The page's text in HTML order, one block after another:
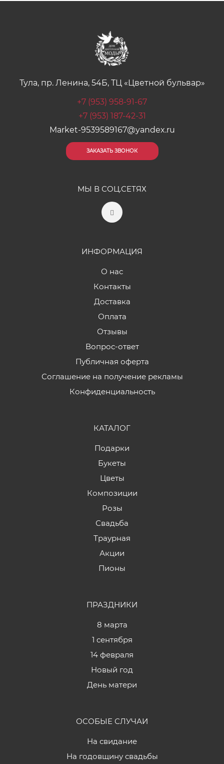
Тула, пр. Ленина, 54Б, ТЦ «Цветной бульвар»
+7 (953) 958-91-67
+7 (953) 187-42-31
Market-9539589167@yandex.ru
ЗАКАЗАТЬ ЗВОНОК
МЫ В СОЦ.СЕТЯХ
ИНФОРМАЦИЯ
О нас
Контакты
Доставка
Оплата
Отзывы
Вопрос-ответ
Публичная оферта
Соглашение на получение рекламы
Конфиденциальность
КАТАЛОГ
Подарки
Букеты
Цветы
Композиции
Розы
Свадьба
Траурная
Акции
Пионы
ПРАЗДНИКИ
8 марта
1 сентября
14 февраля
Новый год
День матери
ОСОБЫЕ СЛУЧАИ
На свидание
На годовщину свадьбы